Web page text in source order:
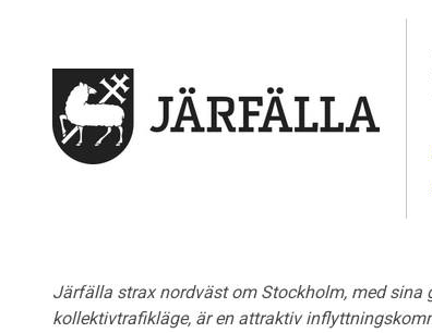
Järfälla strax nordväst om Stockholm, med
kollektivtrafikläge, är en attraktiv